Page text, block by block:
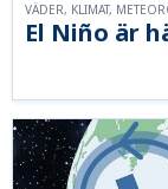
El Niño är
VÄDER, KLIMAT,